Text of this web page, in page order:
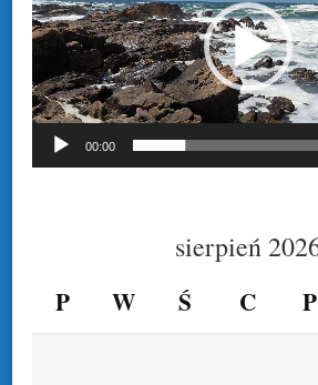
00:00
sierpień
P W Ś C P